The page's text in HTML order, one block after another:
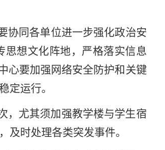
协同各单位进一步强化政治安
想文化阵地，严格落实信息
心要加强网络安全防护和关键
定运行。
，尤其须加强教学楼与学生宿
及时处理各类突发事件。